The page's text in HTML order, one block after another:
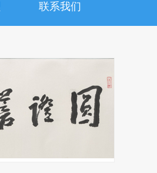
联系我们